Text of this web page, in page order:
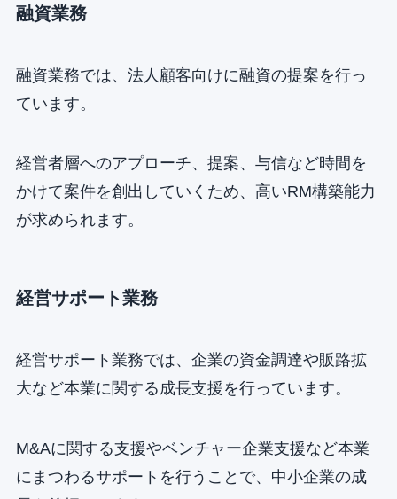
融資業務
融資業務では、法人顧客向けに融資の提案を行っ
ています。
経営者層へのアプローチ、提案、与信など時間を
かけて案件を創出していくため、高いRM構築能力
が求められます。
経営サポート業務
経営サポート業務では、企業の資金調達や販路拡
大など本業に関する成長支援を行っています。
M&Aに関する支援やベンチャー企業支援など本業
にまつわるサポートを行うことで、中小企業の成